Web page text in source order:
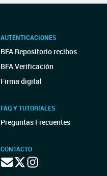
AUTENTICACIONES
BFA Repositorio recibos
BFA Verificación
Firma digital
FAQ Y TUTORIALES
Preguntas Frecuentes
CONTACTO